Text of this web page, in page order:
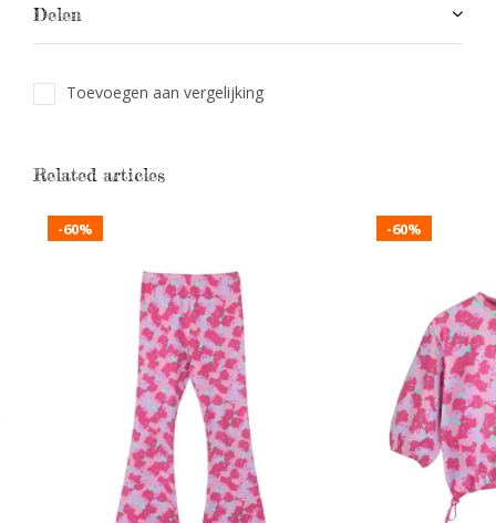
Delen
Toevoegen aan vergelijking
Related articles
-60% -60%